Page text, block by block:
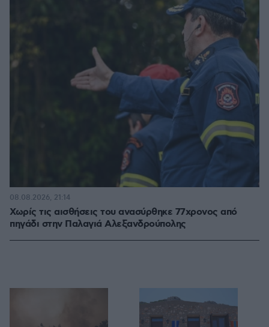
Χωρίς τις αισθήσεις του ανασύρθηκε 77χρονος από
πηγάδι στην Παλαγιά Αλεξανδρούπολης
08.08.2026, 21:14